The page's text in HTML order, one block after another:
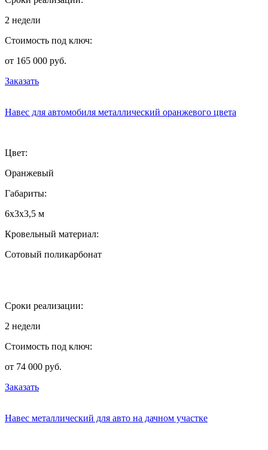
2 недели
Стоимость под ключ:
от 165 000 руб.
Заказать
Навес для автомобиля металлический оранжевого цвета
Цвет:
Оранжевый
Габариты:
6х3х3,5 м
Кровельный материал:
Сотовый поликарбонат
Сроки реализации:
2 недели
Стоимость под ключ:
от 74 000 руб.
Заказать
Навес металлический для авто на дачном участке